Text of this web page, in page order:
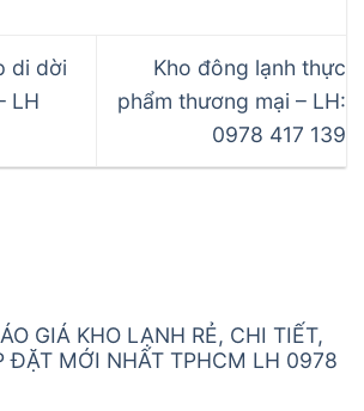
di dời
LH
Kho đông lạnh thực
phẩm thương mại – LH:
0978 417 139
GIÁ KHO LẠNH RẺ, CHI TIẾT,
ĐẶT MỚI NHẤT TPHCM LH 0978